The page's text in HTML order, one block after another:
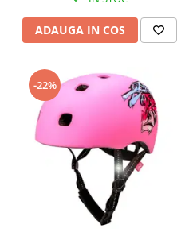
ADAUGA IN COS
-22%